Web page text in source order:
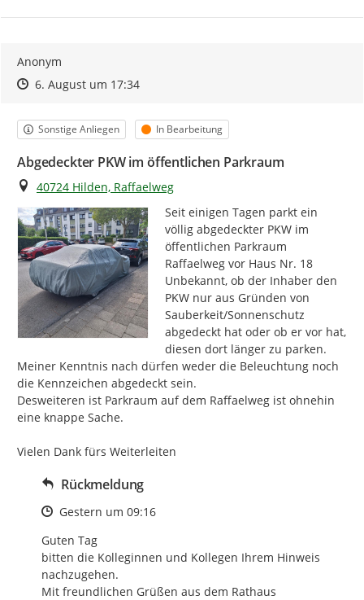
Anonym
Zeitpunkt des Erstellens
Zeitpunkt des Erstellens
6. August um 17:34Zur Äußerung
Kategorie
Sonstige Anliegen Status
In Bearbeitung
Abgedeckter PKW im öffentlichen Parkraum
Ort
40724 Hilden, Raffaelweg
Seit einigen Tagen parkt ein
völlig abgedeckter PKW im
öffentlichen Parkraum
Raffaelweg vor Haus Nr. 18
Unbekannt, ob der Inhaber den
PKW nur aus Gründen von
Sauberkeit/Sonnenschutz
abgedeckt hat oder ob er vor hat,
diesen dort länger zu parken.
Meiner Kenntnis nach dürfen weder die Beleuchtung noch
die Kennzeichen abgedeckt sein.
Desweiteren ist Parkraum auf dem Raffaelweg ist ohnehin
eine knappe Sache.
Vielen Dank fürs Weiterleiten
Rückmeldung
Zeitpunkt des Erstellens
Gestern um 09:16
Guten Tag
bitten die Kolleginnen und Kollegen Ihrem Hinweis
nachzugehen.
Mit freundlichen Grüßen aus dem Rathaus